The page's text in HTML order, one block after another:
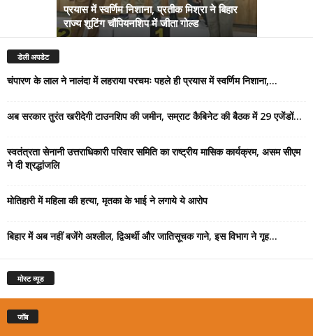
प्रयास में स्वर्णिम निशाना, प्रतीक मिश्रा ने बिहार
राज्य शूटिंग चौंपियनशिप में जीता गोल्ड
डेली अपडेट
चंपारण के लाल ने नालंदा में लहराया परचमः पहले ही प्रयास में स्वर्णिम निशाना,...
अब सरकार तुरंत खरीदेगी टाउनशिप की जमीन, सम्राट कैबिनेट की बैठक में 29 एजेंडों...
स्वतंत्रता सेनानी उत्तराधिकारी परिवार समिति का राष्ट्रीय मासिक कार्यक्रम, असम सीएम
ने दी श्रद्धांजलि
मोतिहारी में महिला की हत्या, मृतका के भाई ने लगाये ये आरोप
बिहार में अब नहीं बजेंगे अश्लील, द्विअर्थी और जातिसूचक गाने, इस विभाग ने गृह...
मोस्ट व्यूड
जॉब